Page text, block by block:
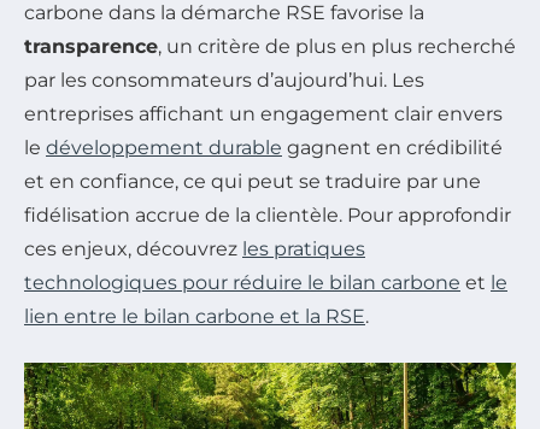
carbone dans la démarche RSE favorise la
transparence, un critère de plus en plus recherché
par les consommateurs d’aujourd’hui. Les
entreprises affichant un engagement clair envers
le développement durable gagnent en crédibilité
et en confiance, ce qui peut se traduire par une
fidélisation accrue de la clientèle. Pour approfondir
ces enjeux, découvrez les pratiques
technologiques pour réduire le bilan carbone et le
lien entre le bilan carbone et la RSE.